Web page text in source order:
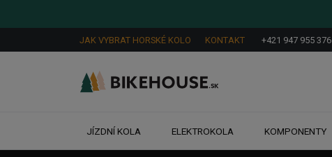
JAK VYBRAT HORSKÉ KOLO KONTAKT +421 947 955 376
JÍZDNÍ KOLA ELEKTROKOLA KOMPONENTY